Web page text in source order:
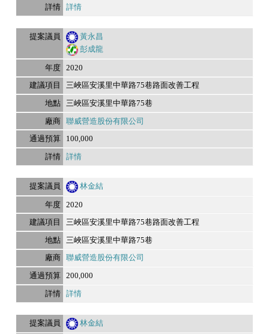
詳情
黃永昌
彭成龍
2020
三峽區安溪里中華路75巷路面改善工程
三峽區安溪里中華路75巷
聯威營造股份有限公司
100,000
詳情
林金結
2020
三峽區安溪里中華路75巷路面改善工程
三峽區安溪里中華路75巷
聯威營造股份有限公司
200,000
詳情
林金結